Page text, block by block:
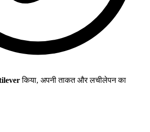
किया, अपनी ताकत और लचीलेपन का